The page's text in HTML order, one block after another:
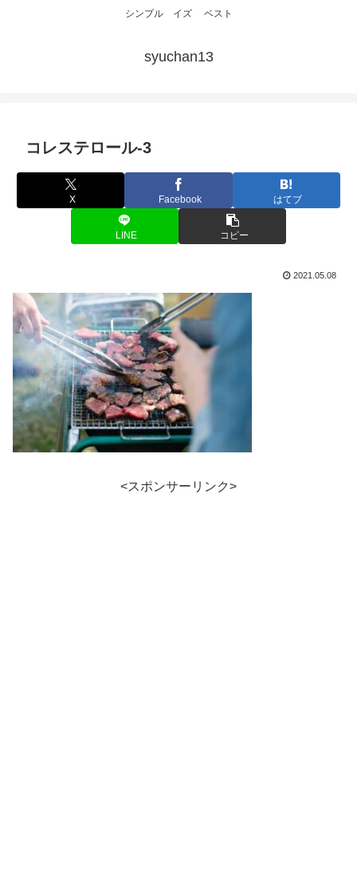
シンプル イズ ベスト
syuchan13
コレステロール-3
X Facebook はてブ
LINE コピー
2021.05.08
<スポンサーリンク>